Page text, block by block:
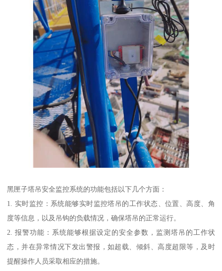
黑匣子塔吊安全监控系统的功能包括以下几个方面：
1. 实时监控：系统能够实时监控塔吊的工作状态、位置、高度、角
度等信息，以及吊钩的负载情况，确保塔吊的正常运行。
2. 报警功能：系统能够根据设定的安全参数，监测塔吊的工作状
态，并在异常情况下发出警报，如超载、倾斜、高度超限等，及时
提醒操作人员采取相应的措施。